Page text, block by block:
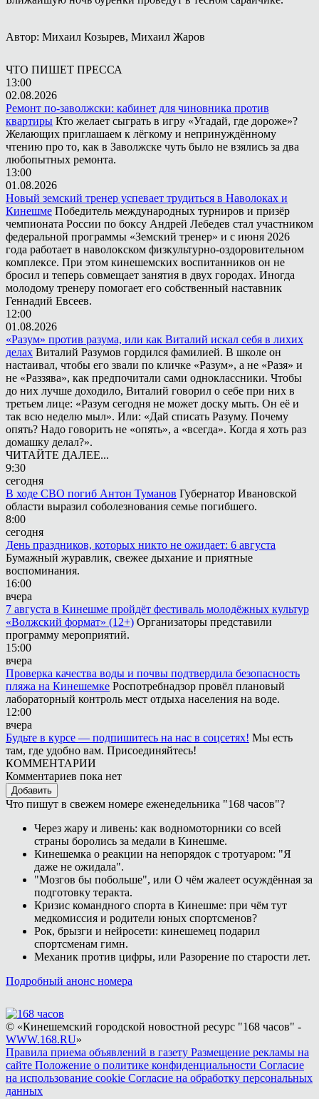
Автор: Михаил Козырев, Михаил Жаров
ЧТО ПИШЕТ ПРЕССА
13:00
02.08.2026
Ремонт по-заволжски: кабинет для чиновника против
квартиры Кто желает сыграть в игру «Угадай, где дороже»?
Желающих приглашаем к лёгкому и непринуждённому
чтению про то, как в Заволжске чуть было не взялись за два
любопытных ремонта.
13:00
01.08.2026
Новый земский тренер успевает трудиться в Наволоках и
Кинешме Победитель международных турниров и призёр
чемпионата России по боксу Андрей Лебедев стал участником
федеральной программы «Земский тренер» и с июня 2026
года работает в наволокском физкультурно-оздоровительном
комплексе. При этом кинешемских воспитанников он не
бросил и теперь совмещает занятия в двух городах. Иногда
молодому тренеру помогает его собственный наставник
Геннадий Евсеев.
12:00
01.08.2026
«Разум» против разума, или как Виталий искал себя в лихих
делах Виталий Разумов гордился фамилией. В школе он
настаивал, чтобы его звали по кличке «Разум», а не «Разя» и
не «Раззява», как предпочитали сами одноклассники. Чтобы
до них лучше доходило, Виталий говорил о себе при них в
третьем лице: «Разум сегодня не может доску мыть. Он её и
так всю неделю мыл». Или: «Дай списать Разуму. Почему
опять? Надо говорить не «опять», а «всегда». Когда я хоть раз
домашку делал?».
ЧИТАЙТЕ ДАЛЕЕ...
9:30
сегодня
В ходе СВО погиб Антон Туманов Губернатор Ивановской
области выразил соболезнования семье погибшего.
8:00
сегодня
День праздников, которых никто не ожидает: 6 августа
Бумажный журавлик, свежее дыхание и приятные
воспоминания.
16:00
вчера
7 августа в Кинешме пройдёт фестиваль молодёжных культур
«Волжский формат» (12+) Организаторы представили
программу мероприятий.
15:00
вчера
Проверка качества воды и почвы подтвердила безопасность
пляжа на Кинешемке Роспотребнадзор провёл плановый
лабораторный контроль мест отдыха населения на воде.
12:00
вчера
Будьте в курсе — подпишитесь на нас в соцсетях! Мы есть
там, где удобно вам. Присоединяйтесь!
КОММЕНТАРИИ
Комментариев пока нет
Добавить
Что пишут в свежем номере еженедельника "168 часов"?
Через жару и ливень: как водномоторники со всей
страны боролись за медали в Кинешме.
Кинешемка о реакции на непорядок с тротуаром: "Я
даже не ожидала".
"Мозгов бы побольше", или О чём жалеет осуждённая за
подготовку теракта.
Кризис командного спорта в Кинешме: при чём тут
медкомиссия и родители юных спортсменов?
Рок, брызги и нейросети: кинешемец подарил
спортсменам гимн.
Механик против цифры, или Разорение по старости лет.
Подробный анонс номера
© «Кинешемский городской новостной ресурс "168 часов" -
WWW.168.RU»
Правила приема объявлений в газету Размещение рекламы на
сайте Положение о политике конфиденциальности Согласие
на использование cookie Согласие на обработку персональных
данных